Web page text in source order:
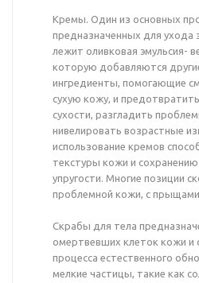
Кремы. Один из основных
предназначенных для ухода
лежит оливковая эмульсия-
которую добавляются
ингредиенты, помогающие
сухую кожу, и
сухости, разгладить
нивелировать возрастные
использование кремов
текстуры кожи и сохранению
упругости. Многие позиции
проблемной кожи, с прыщами
Скрабы для тела
омертвевших клеток кожи и
процесса естественного
мелкие частицы, такие как